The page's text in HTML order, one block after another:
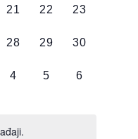
0
21
0
22
0
23
0
28
0
29
0
30
0
4
0
5
0
6